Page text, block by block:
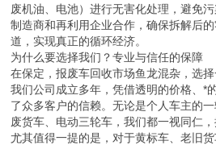
废机油、电池）进行无害化处理，避免
制造商和再利用企业合作，确保拆解后
道，实现真正的循环经济。
为什么要选择我们？专业与信任的保障
在保定，报废车回收市场鱼龙混杂，选择
我们公司成立多年，凭借透明的价格、*
了众多客户的信赖。无论是个人车主的
废货车、电动三轮车，我们都一视同仁，
尤其值得一提的是，对于黄标车、老旧